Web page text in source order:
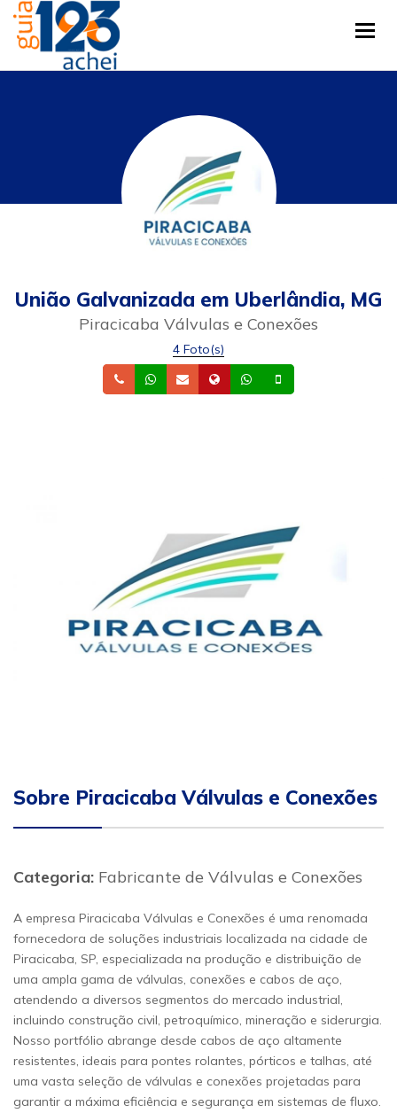
União Galvanizada em Uberlândia, MG
Piracicaba Válvulas e Conexões
4 Foto(s)
TelefoneWhatsapp
Email Site Whatsapp
Sobre Piracicaba Válvulas e Conexões
Categoria: Fabricante de Válvulas e Conexões
A empresa Piracicaba Válvulas e Conexões é uma renomada
fornecedora de soluções industriais localizada na cidade de
Piracicaba, SP, especializada na produção e distribuição de
uma ampla gama de válvulas, conexões e cabos de aço,
atendendo a diversos segmentos do mercado industrial,
incluindo construção civil, petroquímico, mineração e siderurgia.
Nosso portfólio abrange desde cabos de aço altamente
resistentes, ideais para pontes rolantes, pórticos e talhas, até
uma vasta seleção de válvulas e conexões projetadas para
garantir a máxima eficiência e segurança em sistemas de fluxo.